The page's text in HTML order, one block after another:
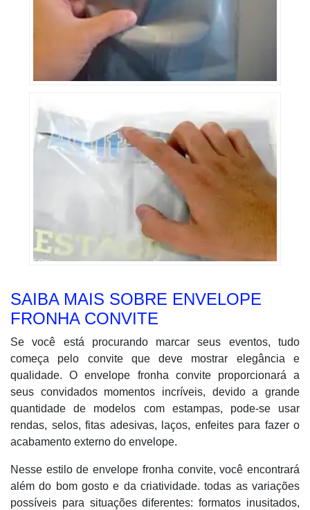
SAIBA MAIS SOBRE ENVELOPE
FRONHA CONVITE
Se você está procurando marcar seus eventos, tudo
começa pelo convite que deve mostrar elegância e
qualidade. O envelope fronha convite proporcionará a
seus convidados momentos incríveis, devido a grande
quantidade de modelos com estampas, pode-se usar
rendas, selos, fitas adesivas, laços, enfeites para fazer o
acabamento externo do envelope.
Nesse estilo de envelope fronha convite, você encontrará
além do bom gosto e da criatividade. todas as variações
possíveis para situações diferentes: formatos inusitados,